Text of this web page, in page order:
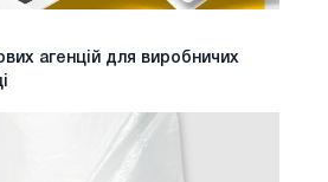
агенцій для виробничих